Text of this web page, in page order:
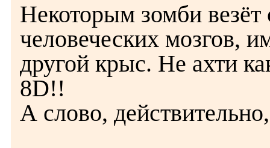
Некоторым зомби
человеческих мозгов,
другой крыс. Не ахти
8D!!
А слово,